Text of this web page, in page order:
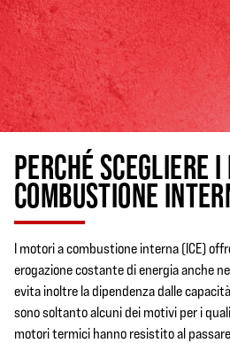
PERCHÉ SCEGLIERE
COMBUSTIONE
I motori a combustione interna (ICE)
erogazione costante di energia anche
evita inoltre la dipendenza dalle
sono soltanto alcuni dei motivi per i
motori termici hanno resistito al